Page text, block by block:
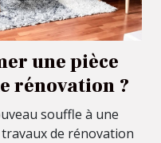
une pièce
rénovation ?
souffle à une
de rénovation